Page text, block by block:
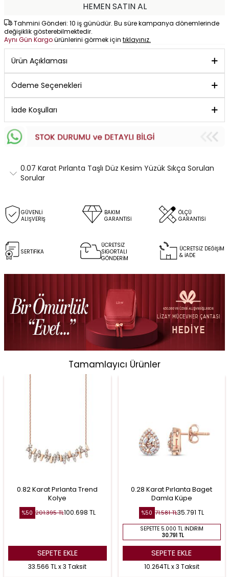
HEMEN SATIN AL
Tahmini Gönderi: 10 iş günüdür. Bu süre kampanya dönemlerinde
değişiklik gösterebilmektedir.
Aynı Gün Kargoürünlerini görmek için tıklayınız.
Ürün Açıklaması
Ödeme Seçenekleri
İade Koşulları
0.07 Karat Pırlanta Taşlı Düz Kesim Yüzük Sıkça Sorulan
Sorular
GÜVENLİ
ALIŞVERİŞ
BAKIM
GARANTİSİ
ÖLÇÜ
GARANTİSİ
SERTİFİKA
ÜCRETSİZ
SİGORTALI
GÖNDERİM
ÜCRETSİZ DEĞİŞİM
& İADE
Tamamlayıcı Ürünler
0.82 Karat Pırlanta Trend
Kolye
%50 201.395TL100.698 TL
SEPETE EKLE
33.566 TL x 3 Taksit
0.28 Karat Pırlanta Baget
Damla Küpe
%50 71.581TL35.791 TL
SEPETTE 5.000 TL İNDIRIM
30.791 TL
SEPETE EKLE
10.264TL x 3 Taksit